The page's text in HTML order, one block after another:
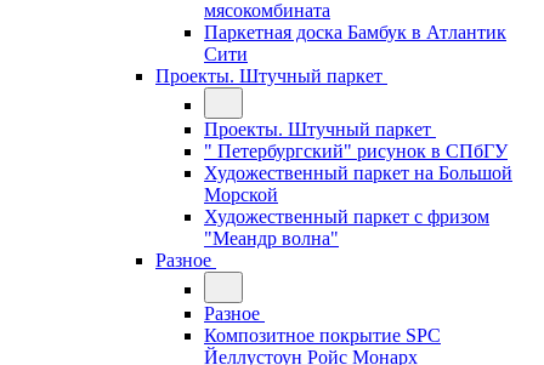
мясокомбината
Паркетная доска Бамбук в Атлантик
Сити
Проекты. Штучный паркет
Проекты. Штучный паркет
" Петербургский" рисунок в СПбГУ
Художественный паркет на Большой
Морской
Художественный паркет с фризом
"Меандр волна"
Разное
Разное
Композитное покрытие SPC
Йеллустоун Ройс Монарх